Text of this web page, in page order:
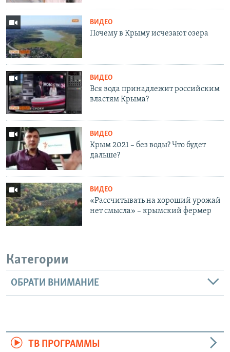
ВИДЕО
Почему в Крыму исчезают озера
ВИДЕО
Вся вода принадлежит российским
властям Крыма?
ВИДЕО
Крым 2021 – без воды? Что будет
дальше?
ВИДЕО
«Рассчитывать на хороший урожай
нет смысла» – крымский фермер
Категории
ОБРАТИ ВНИМАНИЕ
ТВ ПРОГРАММЫ